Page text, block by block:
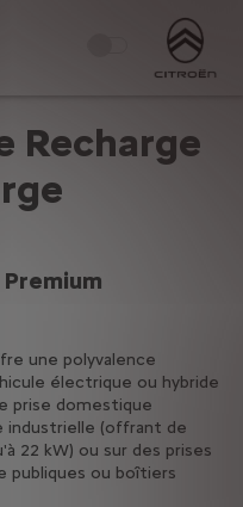
Recharge
une polyvalence
électrique ou hybride
prise domestique
industrielle (offrant de
22 kW) ou sur des prises
publiques ou boîtiers